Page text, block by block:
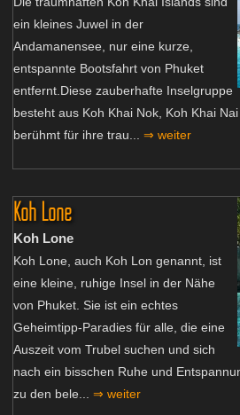
ein kleines Juwel in der
Andamanensee, nur eine kurze,
entspannte Bootsfahrt von Phuket
entfernt.Diese zauberhafte Inselgruppe
besteht aus Koh Khai Nok, Koh Khai
berühmt für ihre trau... ⇒ weiter
Koh Lone
Koh Lone
Koh Lone, auch Koh Lon genannt, ist
eine kleine, ruhige Insel in der Nähe
von Phuket. Sie ist ein echtes
Geheimtipp-Paradies für alle, die eine
Auszeit vom Trubel suchen und sich
nach ein bisschen Ruhe und
zu den bele... ⇒ weiter